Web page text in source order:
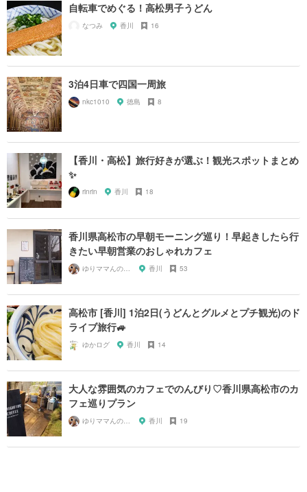
自転車でめぐる！高松男子うどん
なつみ 香川 16
3泊4日車で四国一周旅
nkc1010 徳島 8
【香川・高松】旅行好きが選ぶ！観光スポットまとめ
✨
rinrin 香川 18
香川県高松市の早朝モーニング巡り！早起きしたら行
きたい早朝営業のおしゃれカフェ
ゆりママんのもぐもぐ＊日和♡ 香川 53
高松市 [香川] 1泊2日(うどんとグルメとプチ観光)のド
ライブ旅行🚙
ゆかログ 香川 14
大人な雰囲気のカフェでのんびり♡香川県高松市のカ
フェ巡りプラン
ゆりママんのもぐもぐ＊日和♡ 香川 19